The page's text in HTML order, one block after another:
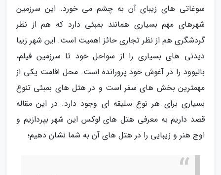
سوغاتی های زیبای آن به چشم می خورد. این سرزمین
شهرهای مهم بسیاری همانند بمبئی دارد که هم از نظر
گردشگری هم از نظر تجاری حائز اهمیت است. این شهر زیبا
دیدنی های بسیاری را از سواحل خود تا سرزمین فیلم،
بالیوود را در آغوش خود پرورانده است. محل اقامت یکی از
مهمترین بخش های سفر است و در هتل های بمبئی تنوع
بسیاری برای هر نوع سلیقه ای وجود دارد. در این مقاله
قصد داریم به معرفی هتل های لوکس این شهر بپردازیم و
اوج هنر و زیبایی را در هتل های آن به شما نشان دهیم؛